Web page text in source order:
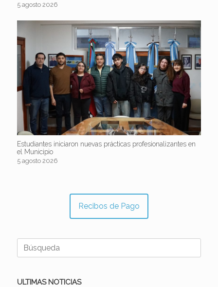
5 agosto 2026
Estudiantes iniciaron nuevas prácticas profesionalizantes en
el Municipio
5 agosto 2026
Recibos de Pago
Buscar:
ULTIMAS NOTICIAS